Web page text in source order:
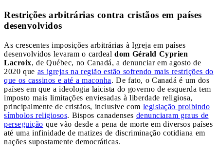
Restrições arbitrárias contra cristãos em países
desenvolvidos
As crescentes imposições arbitrárias à Igreja em países
desenvolvidos levaram o cardeal dom Gérald Cyprien
Lacroix, de Québec, no Canadá, a denunciar em agosto de
2020 que as igrejas na região estão sofrendo mais restrições do
que os cassinos e até a maconha. De fato, o Canadá é um dos
países em que a ideologia laicista do governo de esquerda tem
imposto mais limitações enviesadas à liberdade religiosa,
principalmente de cristãos, inclusive com legislação proibindo
símbolos religiosos. Bispos canadenses denunciaram graus de
perseguição que vão desde a pena de morte em diversos países
até uma infinidade de matizes de discriminação cotidiana em
nações supostamente democráticas.